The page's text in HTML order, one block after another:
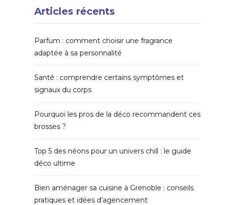
Articles récents
Parfum : comment choisir une fragrance
adaptée à sa personnalité
Santé : comprendre certains symptômes et
signaux du corps
Pourquoi les pros de la déco recommandent ces
brosses ?
Top 5 des néons pour un univers chill : le guide
déco ultime
Bien aménager sa cuisine à Grenoble : conseils
pratiques et idées d’agencement